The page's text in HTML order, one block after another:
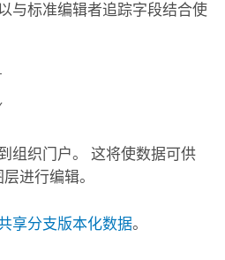
与标准编辑者追踪字段结合使
组织门户。 这将使数据可供
进行编辑。
享分支版本化数据。